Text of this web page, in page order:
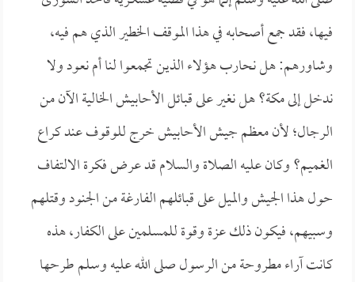
فيها، فقد جمع أصحابه في هذا الموقف الخطير الذي هم فيه،
وشاورهم: هل نحارب هؤلاء الذين تجمعوا لنا أم نعود ولا
ندخل إلى مكة؟ هل نغير على قبائل الأحابيش الخالية الآن من
الرجال؛ لأن معظم جيش الأحابيش خرج للوقوف عند كراع
الغميم؟ وكان عليه الصلاة والسلام قد عرض فكرة الالتفاف
حول هذا الجيش والميل على قبائلهم الفارغة من الجنود وقتلهم
وسبيهم، فيكون ذلك عزة وقوة للمسلمين على الكفار، هذه
كانت آراء مطروحة من الرسول صلى الله عليه وسلم طرحها